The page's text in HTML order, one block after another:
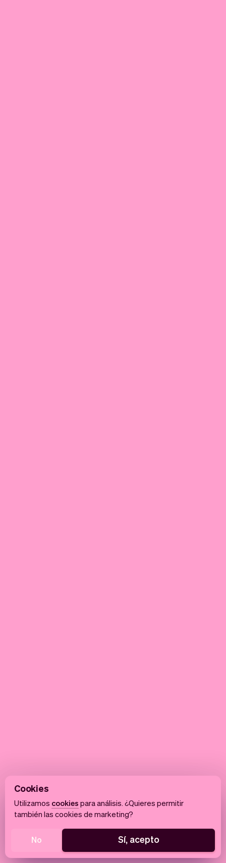
Cookies
Utilizamos cookies para análisis. ¿Quieres permitir
también las cookies de marketing?
No Sí, acepto